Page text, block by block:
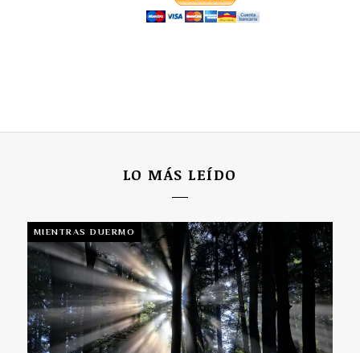
LO MÁS LEÍDO
MIENTRAS DUERMO